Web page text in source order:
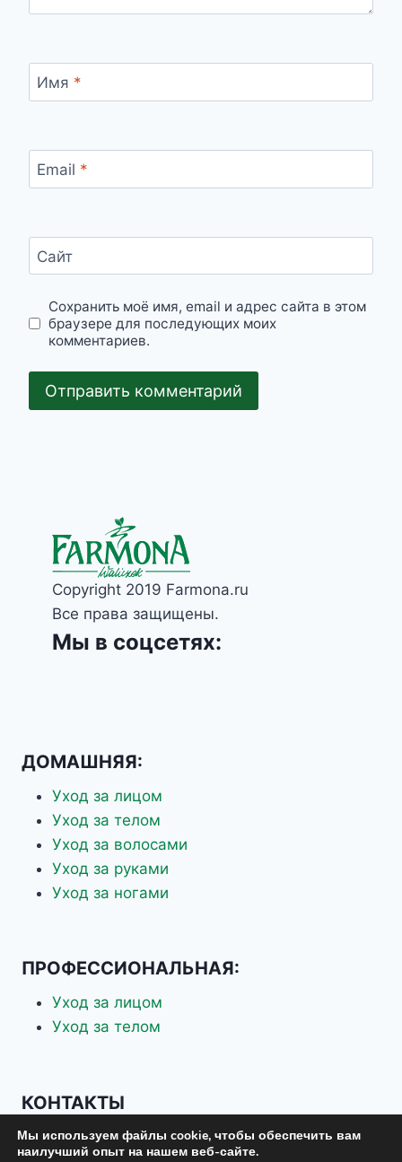
Имя *
Email *
Сайт
Сохранить моё имя, email и адрес сайта в этом
браузере для последующих моих
комментариев.
Copyright 2019 Farmona.ru
Все права защищены.
Мы в соцсетях:
ДОМАШНЯЯ:
Уход за лицом
Уход за телом
Уход за волосами
Уход за руками
Уход за ногами
ПРОФЕССИОНАЛЬНАЯ:
Уход за лицом
Уход за телом
КОНТАКТЫ
+7 926 337-70-88
Мы используем файлы cookie, чтобы обеспечить вам
наилучший опыт на нашем веб-сайте.